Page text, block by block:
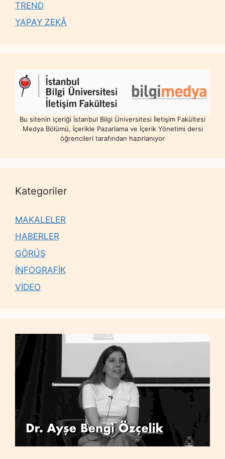
TREND
YAPAY ZEKÂ
Bu sitenin içeriği İstanbul Bilgi Üniversitesi İletişim Fakültesi
Medya Bölümü, İçerikle Pazarlama ve İçerik Yönetimi dersi
öğrencileri tarafından hazırlanıyor
Kategoriler
MAKALELER
HABERLER
GÖRÜŞ
İNFOGRAFİK
VİDEO